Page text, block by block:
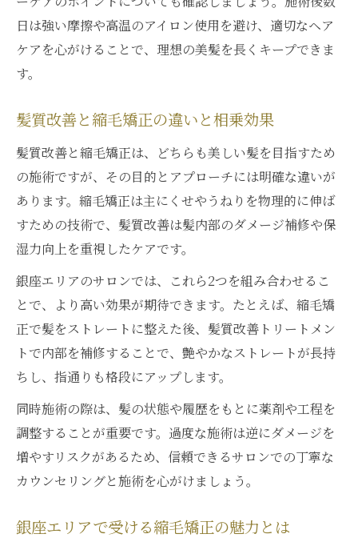
い
縮毛矯正専門のアプローチとは何か
瞬間
髪質改善sheer銀座が支持される理由とは
安い縮毛矯正と高技術サロンの違いを知る
髪質改善ストレート銀座の徹底サポート体
制
髪質改善を通じたワンランク上の美髪
髪質改善と縮毛矯正で手に入れる艶髪体験
銀座縮毛矯正専門店で叶う理想のストレー
ト
髪質改善sheer銀座活用で美髪を持続させる
縮毛矯正安いサロンの賢い利用法もチェッ
ク
髪質改善ストレート銀座の最新トレンド紹
介
日は強い摩擦や高温のアイロン使用を避け、適切なヘア
ケアを心がけることで、理想の美髪を長くキープできま
す。
髪質改善と縮毛矯正の違いと相乗効果
髪質改善と縮毛矯正は、どちらも美しい髪を目指すため
の施術ですが、その目的とアプローチには明確な違いが
あります。縮毛矯正は主にくせやうねりを物理的に伸ば
すための技術で、髪質改善は髪内部のダメージ補修や保
湿力向上を重視したケアです。
銀座エリアのサロンでは、これら2つを組み合わせるこ
とで、より高い効果が期待できます。たとえば、縮毛矯
正で髪をストレートに整えた後、髪質改善トリートメン
トで内部を補修することで、艶やかなストレートが長持
ちし、指通りも格段にアップします。
同時施術の際は、髪の状態や履歴をもとに薬剤や工程を
調整することが重要です。過度な施術は逆にダメージを
増やすリスクがあるため、信頼できるサロンでの丁寧な
カウンセリングと施術を心がけましょう。
銀座エリアで受ける縮毛矯正の魅力とは